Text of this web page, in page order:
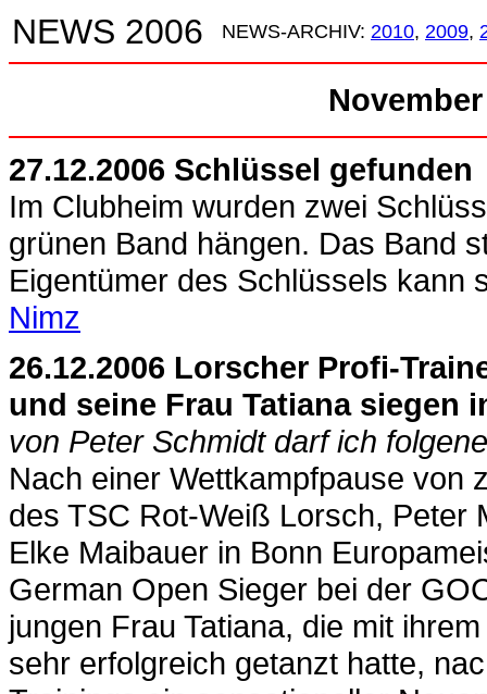
NEWS 2006 NEWS-ARCHIV: 2010, 2009,
27.12.2006 Schlüssel gefunden
Im Clubheim wurden zwei
grünen Band hängen. Das Band
Eigentümer des Schlüssels kann
Nimz
26.12.2006 Lorscher Profi-
und seine Frau Tatiana siegen
von Peter Schmidt darf ich
Nach einer Wettkampfpause von
des TSC Rot-Weiß Lorsch, Peter
Elke Maibauer in Bonn
German Open Sieger bei der
jungen Frau Tatiana, die mit
sehr erfolgreich getanzt hatte,